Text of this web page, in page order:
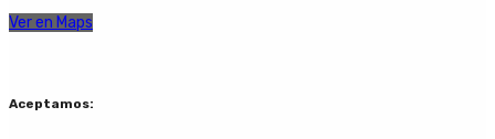
Ver en Maps
Aceptamos: